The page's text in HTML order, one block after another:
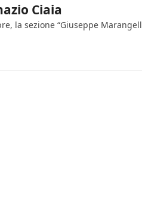
Ciaia
la sezione “Giuseppe